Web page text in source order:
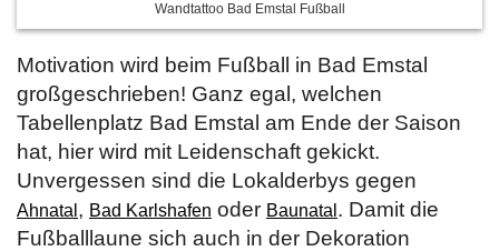
Wandtattoo Bad Emstal Fußball
Motivation wird beim Fußball in Bad Emstal
großgeschrieben! Ganz egal, welchen
Tabellenplatz Bad Emstal am Ende der Saison
hat, hier wird mit Leidenschaft gekickt.
Unvergessen sind die Lokalderbys gegen
Ahnatal , Bad Karlshafen oder Baunatal . Damit die
Fußballlaune sich auch in der Dekoration